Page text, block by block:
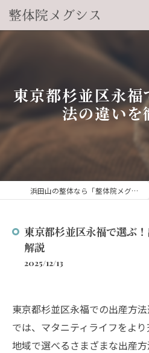
東京都杉並区永福
法の違いを
浜田山の整体なら「整体院メグシス」肩こり・腰痛・自律神経の悩みを睡眠から改善
東京都杉並区永福で選ぶ
解説
2025/12/13
東京都杉並区永福での出産方
では、マタニティライフをよ
地域で選べるさまざまな出産